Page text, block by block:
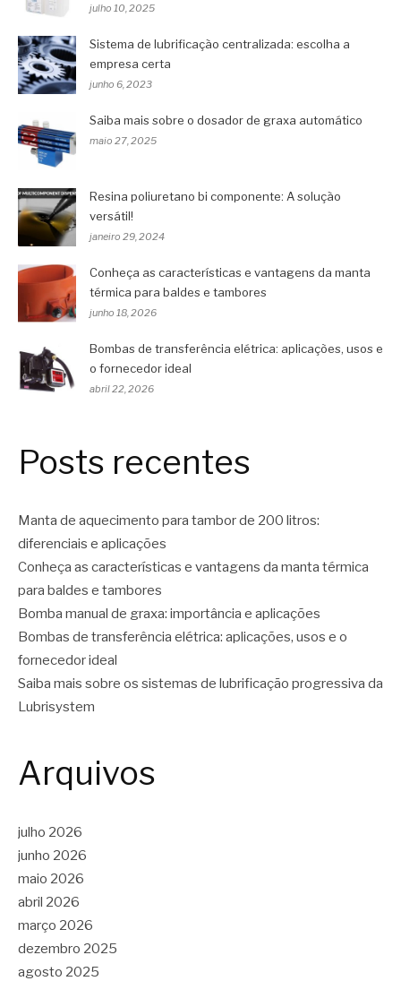
julho 10, 2025
Sistema de lubrificação centralizada: escolha a
empresa certa
junho 6, 2023
Saiba mais sobre o dosador de graxa automático
maio 27, 2025
Resina poliuretano bi componente: A solução
versátil!
janeiro 29, 2024
Conheça as características e vantagens da manta
térmica para baldes e tambores
junho 18, 2026
Bombas de transferência elétrica: aplicações, usos e
o fornecedor ideal
abril 22, 2026
Posts recentes
Manta de aquecimento para tambor de 200 litros:
diferenciais e aplicações
Conheça as características e vantagens da manta térmica
para baldes e tambores
Bomba manual de graxa: importância e aplicações
Bombas de transferência elétrica: aplicações, usos e o
fornecedor ideal
Saiba mais sobre os sistemas de lubrificação progressiva da
Lubrisystem
Arquivos
julho 2026
junho 2026
maio 2026
abril 2026
março 2026
dezembro 2025
agosto 2025